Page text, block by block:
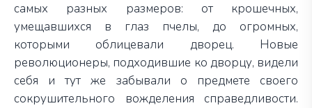
самых разных размеров: от крошечных,
умещавшихся в глаз пчелы, до огромных,
которыми облицевали дворец. Новые
революционеры, подходившие ко дворцу, видели
себя и тут же забывали о предмете своего
сокрушительного вожделения справедливости.